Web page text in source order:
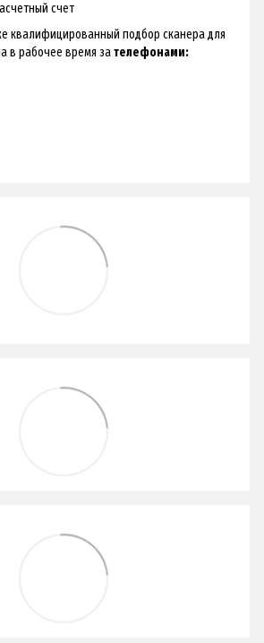
счет
квалифицированный подбор сканера для
в рабочее время зателефонами: